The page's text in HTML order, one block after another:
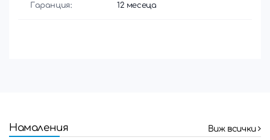
Гаранция: 12 месеца
Намаления Виж всички